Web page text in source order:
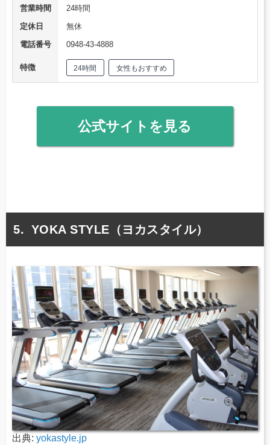
営業時間
24時間
定休日
無休
電話番号
0948-43-4888
特徴 24時間 女性もおすすめ
公式サイトを見る
YOKA STYLE（ヨカスタイル）
出典: yokastyle.jp